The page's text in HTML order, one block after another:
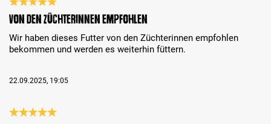
Reseña con calificación de 5 de 5 estrellas
Von den Züchterinnen empfohlen
Wir haben dieses Futter von den Züchterinnen empfohlen
bekommen und werden es weiterhin füttern.
22.09.2025, 19:05